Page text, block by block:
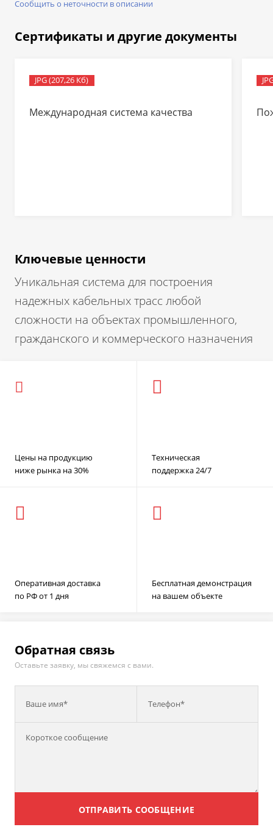
Сообщить о неточности в описании
Сертификаты и другие документы
JPG (207,26 Кб)
Международная система качества
Ключевые ценности
Уникальная система для построения
надежных кабельных трасс любой
сложности на объектах промышленного,
гражданского и коммерческого назначения
Цены на продукцию
ниже рынка на 30%
Техническая
поддержка 24/7
Оперативная доставка
по РФ от 1 дня
Бесплатная демонстрация
на вашем объекте
Обратная связь
Оставьте заявку, мы свяжемся с вами.
Ваше имя* Телефон*
ОТПРАВИТЬ СООБЩЕНИЕ